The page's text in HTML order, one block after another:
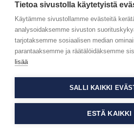
Tietoa sivustolla käytetyistä
Käytämme sivustollamme evästeitä
analysoidaksemme sivuston
tarjotaksemme sosiaalisen median
parantaaksemme ja räätälöidäksemme
lisää
SALLI KAIKKI
ESTÄ KAIKKI